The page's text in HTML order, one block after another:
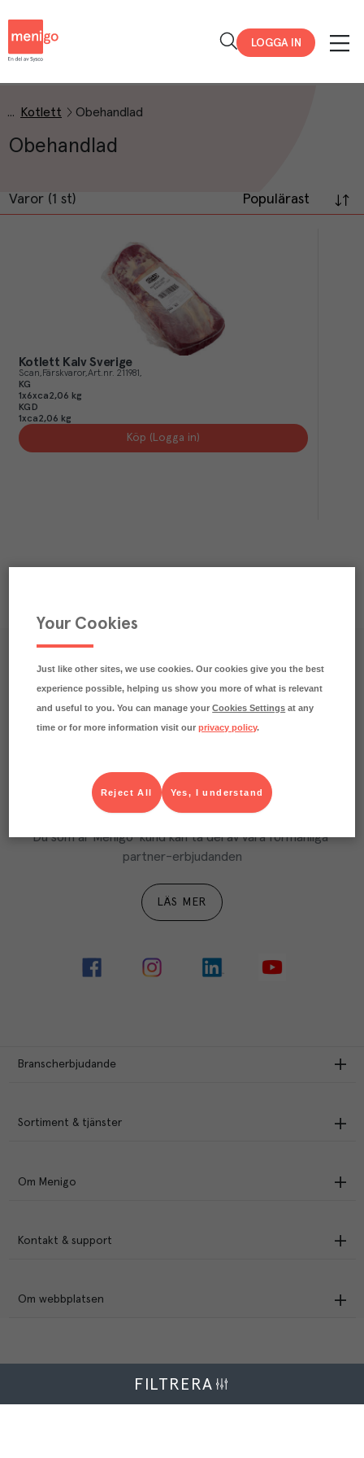
LOGGA IN
Kotlett Obehandlad
Obehandlad
Varor (1 st) Populärast
Kotlett Kalv Sverige
Scan Färskvaror Art.nr. 211981
KG
1x6xca2,06 kg
KGD
1xca2,06 kg
Köp (Logga in)
FILTRERA
Våra kundtidningar
Läs inspirerande reportage, matnyttiga artiklar och
ta del av aktuella kampanjer.
Ta del av Menigo Partner
Du som är Menigo-kund kan ta del av våra förmånliga
partner-erbjudanden
LÄS MER
Branscherbjudande
Sortiment & tjänster
Om Menigo
Kontakt & support
Om webbplatsen
Menigo Foodservice AB
Your Cookies
Just like other sites, we use cookies. Our cookies give you the best
experience possible, helping us show you more of what is relevant
and useful to you. You can manage yourCookies Settings at any
time or for more information visit ourprivacy policy.
Yes, I understand
Reject All